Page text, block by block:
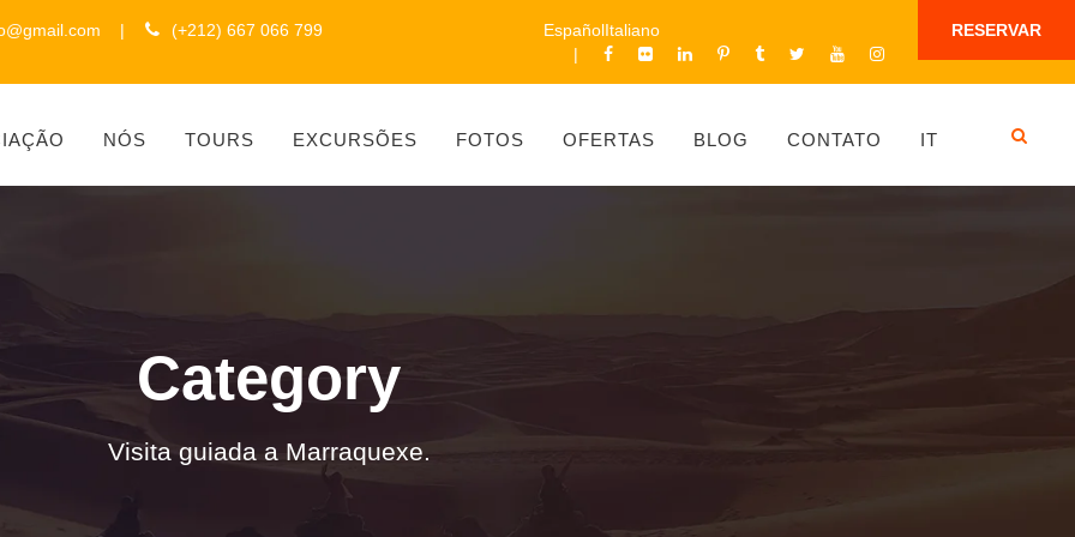
| (+212) 667 066 799 RESERVAR
EspañolItaliano
NÓS TOURS EXCURSÕES FOTOS OFERTAS BLOG CONTATO IT
Category
Visita guiada a Marraquexe.